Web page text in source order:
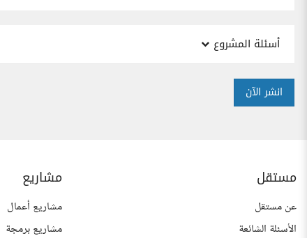
أسئلة المشروع
انشر الآن
مستقل
عن مستقل
الأسئلة الشائعة
مشاريع
مشاريع أعمال
مشاريع برمجة